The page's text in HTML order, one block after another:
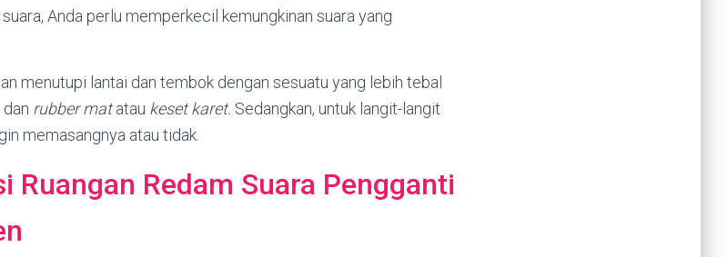
Anda perlu memperkecil kemungkinan suara yang
menutupi lantai dan tembok dengan sesuatu yang lebih tebal
dan rubber matatau keset karet. Sedangkan, untuk langit-langit
memasangnya atau tidak.
Ruangan Redam Suara Pengganti